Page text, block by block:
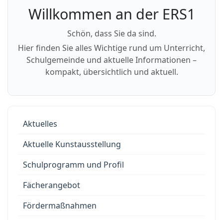
Willkommen an der ERS1
Schön, dass Sie da sind.
Hier finden Sie alles Wichtige rund um Unterricht,
Schulgemeinde und aktuelle Informationen –
kompakt, übersichtlich und aktuell.
Aktuelles
Aktuelle Kunstausstellung
Schulprogramm und Profil
Fächerangebot
Fördermaßnahmen